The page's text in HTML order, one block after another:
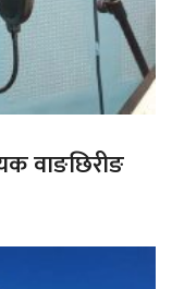
वाङछिरीङ